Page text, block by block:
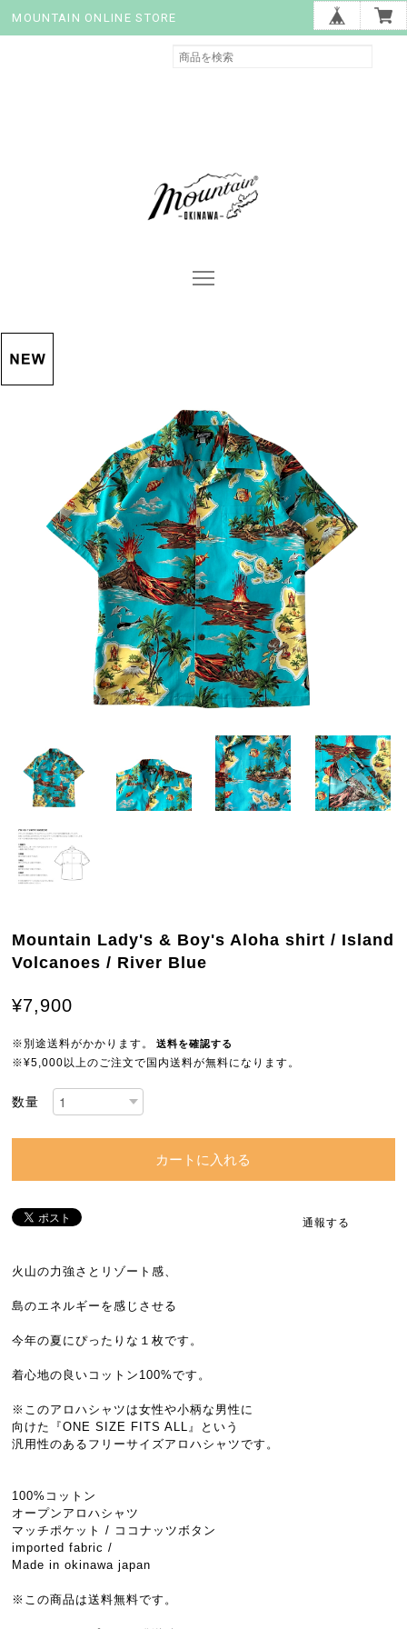
MOUNTAIN ONLINE STORE
Mountain Lady's & Boy's Aloha shirt / Island
Volcanoes / River Blue
¥7,900
※別途送料がかかります。 送料を確認する
※¥5,000以上のご注文で国内送料が無料になります。
数量
カートに入れる
通報する
火山の力強さとリゾート感、
島のエネルギーを感じさせる
今年の夏にぴったりな１枚です。
着心地の良いコットン100%です。
※このアロハシャツは女性や小柄な男性に
向けた『ONE SIZE FITS ALL』という
汎用性のあるフリーサイズアロハシャツです。
100%コットン
オープンアロハシャツ
マッチポケット / ココナッツボタン
imported fabric /
Made in okinawa japan
※この商品は送料無料です。